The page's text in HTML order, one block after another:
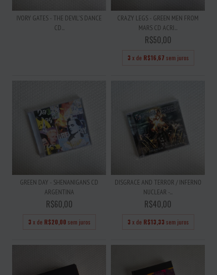
IVORY GATES - THE DEVIL'S DANCE
CD...
CRAZY LEGS - GREEN MEN FROM
MARS CD ACRI...
R$50,00
3 x de R$16,67 sem juros
GREEN DAY - SHENANIGANS CD
ARGENTINA
R$60,00
3 x de R$20,00 sem juros
DISGRACE AND TERROR / INFERNO
NUCLEAR -...
R$40,00
3 x de R$13,33 sem juros